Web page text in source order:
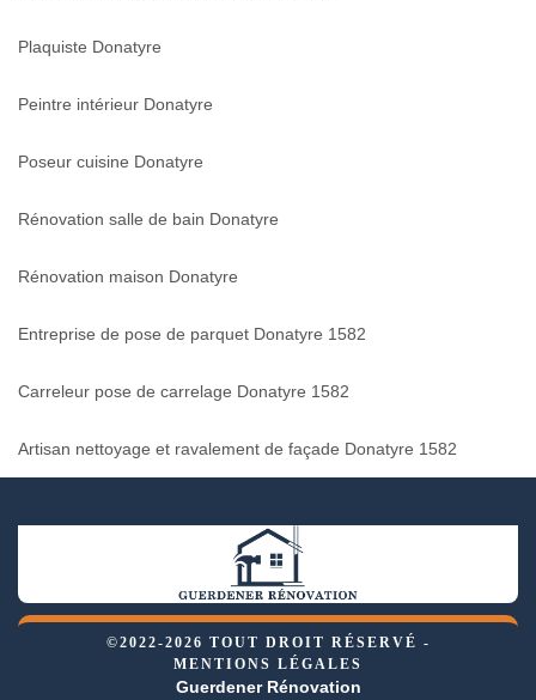
Plaquiste Donatyre
Peintre intérieur Donatyre
Poseur cuisine Donatyre
Rénovation salle de bain Donatyre
Rénovation maison Donatyre
Entreprise de pose de parquet Donatyre 1582
Carreleur pose de carrelage Donatyre 1582
Artisan nettoyage et ravalement de façade Donatyre 1582
©2022-2026 TOUT DROIT RÉSERVÉ -
MENTIONS LÉGALES
Guerdener Rénovation